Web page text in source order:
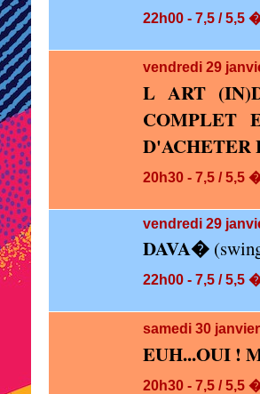
22h00 - 7,5 / 5,5
vendredi 29
L ART
COMPLET
D'ACHETER
20h30 - 7,5 / 5,5
vendredi 29
DAVA�
22h00 - 7,5 / 5,5
samedi 30
EUH...OUI !
20h30 - 7,5 / 5,5